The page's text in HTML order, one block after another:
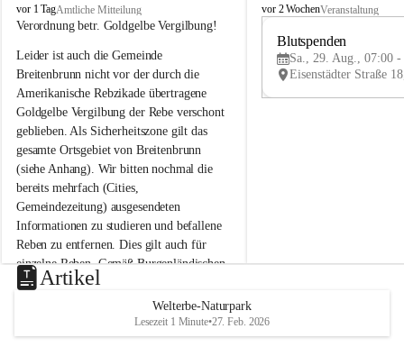
B
r
i
t
e
n
b
r
u
n
n
a
m
N
e
u
s
d
vor 1 TagAmtliche Mitteilung
Verordnung betr. Goldgelbe Vergilbung!
Leider ist auch die Gemeinde
Breitenbrunn nicht vor der durch die
Amerikanische Rebzikade übertragene
Goldgelbe Vergilbung der Rebe verschont
geblieben. Als Sicherheitszone gilt das
gesamte Ortsgebiet von Breitenbrunn
(siehe Anhang). Wir bitten nochmal die
bereits mehrfach (Cities,
Gemeindezeitung) ausgesendeten
Informationen zu studieren und befallene
Reben zu entfernen. Dies gilt auch für
einzelne Reben. Gemäß Burgenländischen
Weinbaugesetz sind nicht gepflegte oder
unzulässige Weingärten zu roden! Bitte
helfen wir zusammen um unsere Winzer
vor den prognostizierten Ernteausfällen
B
e
u
e
d
vor 2 WochenVeranstaltung
Blutspenden
Sa., 29. Aug., 07:00 -
Artikel
Welterbe-Naturpark
Lesezeit 1 Minute•27. Feb. 2026